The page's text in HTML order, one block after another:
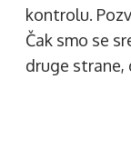
kontrolu.
Čak smo se
druge